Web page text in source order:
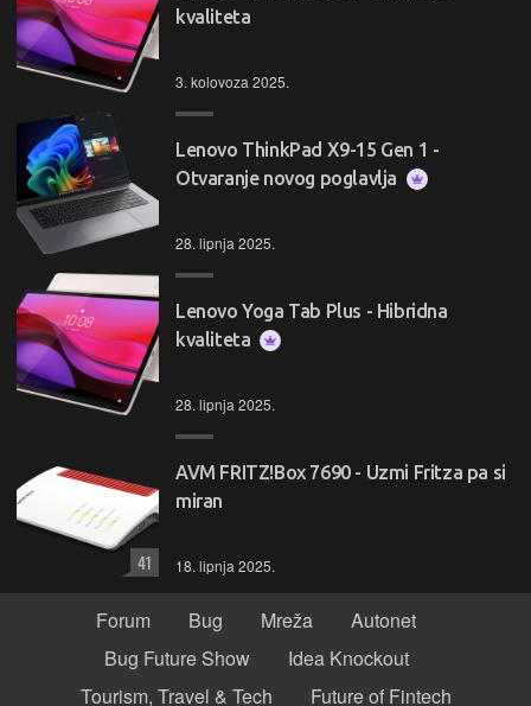
kvaliteta
3. kolovoza 2025.
Lenovo ThinkPad X9-15 Gen 1 -
Otvaranje novog poglavlja
28. lipnja 2025.
Lenovo Yoga Tab Plus - Hibridna
kvaliteta
28. lipnja 2025.
AVM FRITZ!Box 7690 - Uzmi Fritza pa si
miran
18. lipnja 2025.
41
Forum Bug Mreža
Autonet
Bug Future Show
Idea Knockout
Tourism, Travel & Tech
Future of Fintech